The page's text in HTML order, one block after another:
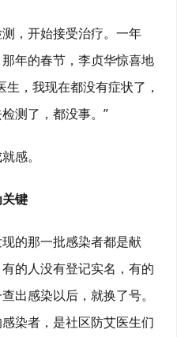
，开始接受治疗。一年
年的春节，李贞华惊喜地
，我现在都没有症状了，
测了，都没事。”
感。
键
的那一批感染者都是献
的人没有登记实名，有的
出感染以后，就换了号。
染者，是社区防艾医生们